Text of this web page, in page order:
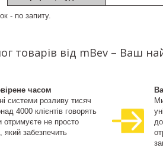
- по запиту.
товарів від mBev – Ваш
часом
системи розливу тисяч
4000 клієнтів говорять
не просто
який забезпечить